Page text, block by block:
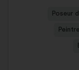
Poseur